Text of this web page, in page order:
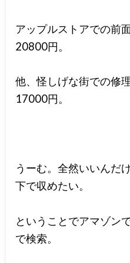
アップルストアでの前
20800円。
他、怪しげな街での修
17000円。
うーむ。全然いいんだ
下で収めたい。
ということでアマゾン
で検索。